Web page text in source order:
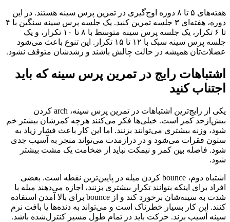
هفته‌های ۵ تا ۸ دوره اوج‌گیری در تمرین پرس سینه هستند. در این
دوره، هفته‌ای ۳ جلسه تمرین کنید. یک جلسه پرس سینه سنگین با ۴
تا ۶ تکرار، یک جلسه پرس سینه متوسط با ۸ تا ۱۰ تکرار، و یک
جلسه پرس سینه سبک با ۱۲ تا ۱۵ تکرار. این تنوع باعث می‌شود
عضلات‌تان همیشه در حالت چالش باشند و رشدشان متوقف نشود.
اشتباهات رایج در تمرین پرس سینه که باید
اجتناب کنید
یکی از رایج‌ترین اشتباهات در تمرین پرس سینه، arch کردن
بیش‌ازحد کمر است. خیلی‌ها فکر می‌کنند هرچه کمرشان بیشتر خم
شود، وزنه بیشتری می‌توانند بزنند. اما این کار باعث فشار زیاد به
ستون فقرات می‌شود و در درازمدت می‌تواند منجر به آسیب جدی
شود. فاصله بین کمر و نیمکت نباید از ضخامت یک مشت بیشتر
شود.
اشتباه دوم، bounce کردن میله در پایین‌ترین نقطه است. بعضی
افراد برای اینکه بتوانند تکرار بیشتری بزنند، اجازه می‌دهند میله با
شدت به سینه‌شان برخورد کند و از bounce برای بالا آمدن استفاده
کنند. این کار بسیار خطرناک است و می‌تواند به دنده‌ها یا بافت نرم
سینه آسیب بزند. حرکت باید در تمام طول مسیر کنترل‌شده باشد.